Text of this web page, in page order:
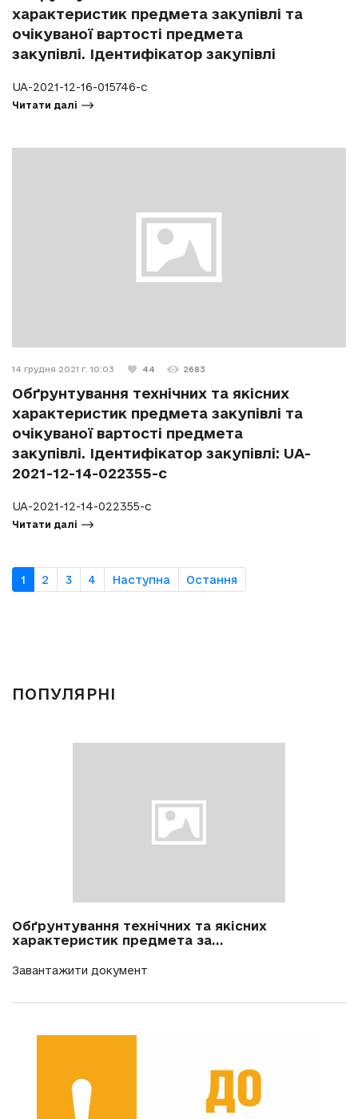
характеристик предмета закупівлі та
очікуваної вартості предмета
закупівлі. Ідентифікатор закупівлі
UA-2021-12-16-015746-c
Читати далі
14 грудня 2021 г. 10:03 44 2683
Обґрунтування технічних та якісних
характеристик предмета закупівлі та
очікуваної вартості предмета
закупівлі. Ідентифікатор закупівлі: UA-
2021-12-14-022355-c
UA-2021-12-14-022355-c
Читати далі
1 2 3 4 Наступна Остання
ПОПУЛЯРНІ
Обґрунтування технічних та якісних
характеристик предмета за...
Завантажити документ